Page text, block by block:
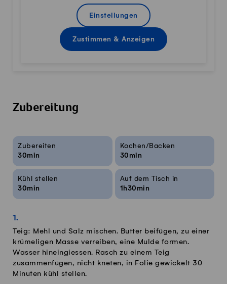
Einstellungen
Zustimmen & Anzeigen
Zubereitung
Rezeptinfos
Zubereiten
30min
Kochen/Backen
30min
Kühl stellen
30min
Auf dem Tisch in
1h30min
Teig: Mehl und Salz mischen. Butter beifügen, zu einer
krümeligen Masse verreiben, eine Mulde formen.
Wasser hineingiessen. Rasch zu einem Teig
zusammenfügen, nicht kneten, in Folie gewickelt 30
Minuten kühl stellen.